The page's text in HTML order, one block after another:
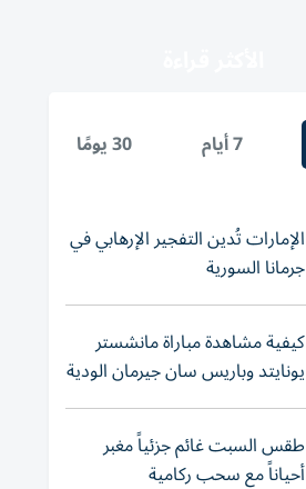
7 أيام 30 يومًا
الإمارات تُدين التفجير الإرهابي في
جرمانا السورية
كيفية مشاهدة مباراة مانشستر
يونايتد وباريس سان جيرمان الودية
والقنوات الناقلة
طقس السبت غائم جزئياً مغبر
أحياناً مع سحب ركامية